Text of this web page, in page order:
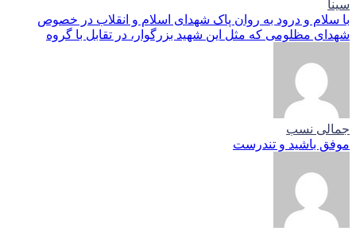
سینا
با سلام و درود به روان پاک شهدای اسلام و انقلاب در خصوص
شهدای مظلومی که مثل این شهید بزرگوار، در تقابل با گروه
جمالی نسب
موفق باشید و تندرست